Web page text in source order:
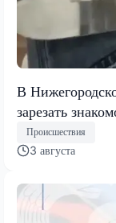
В
зарезать
Происшествия
3 августа